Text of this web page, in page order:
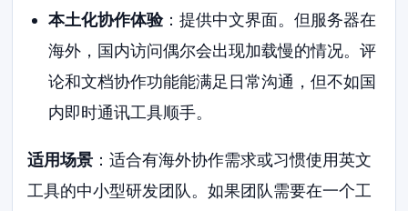
本土化协作体验：提供中文界面。但服务器在
海外，国内访问偶尔会出现加载慢的情况。评
论和文档协作功能能满足日常沟通，但不如国
内即时通讯工具顺手。
适用场景 ：适合有海外协作需求或习惯使用英文
工具的中小型研发团队。如果团队需要在一个工